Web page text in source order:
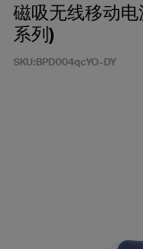
磁吸无线移动
系列)
SKU:BPD004qcYO-DY